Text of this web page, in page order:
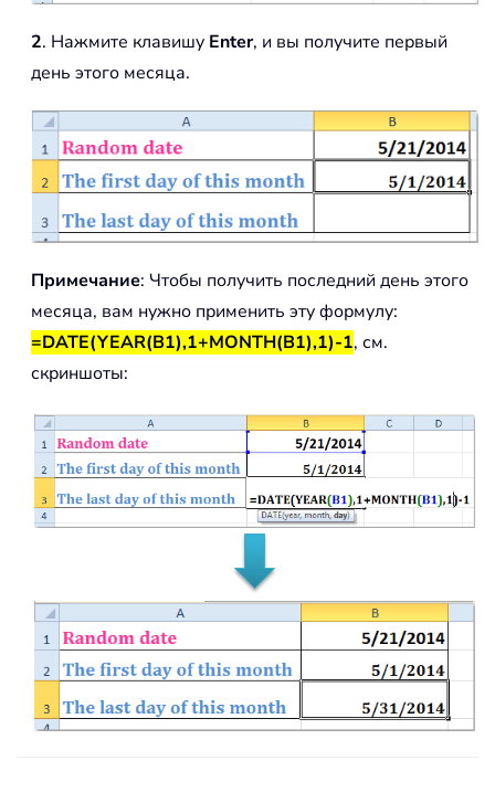
2. Нажмите клавишу Enter, и вы получите первый
день этого месяца.
Примечание: Чтобы получить последний день этого
месяца, вам нужно применить эту формулу:
=DATE(YEAR(B1),1+MONTH(B1),1)-1, см.
скриншоты: